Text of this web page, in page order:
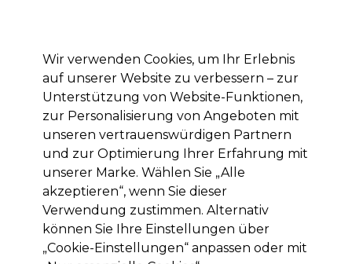
Anmelden
Marken Deals Haare Elektrogeräte Saloneinrichtung
Lieferung und Lieferzeiten
– mehr erfahren
Marken Redken Acidic Grow Full
Acidic Grow Full
Wir verwenden Cookies, um Ihr Erlebnis
auf unserer Website zu verbessern – zur
Unterstützung von Website-Funktionen,
zur Personalisierung von Angeboten mit
unseren vertrauenswürdigen Partnern
und zur Optimierung Ihrer Erfahrung mit
unserer Marke. Wählen Sie „Alle
akzeptieren“, wenn Sie dieser
Verwendung zustimmen. Alternativ
können Sie Ihre Einstellungen über
„Cookie-Einstellungen“ anpassen oder mit